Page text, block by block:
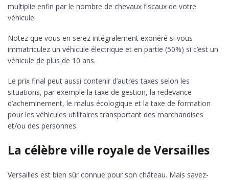
multiplie enfin par le nombre de chevaux fiscaux de votre
véhicule.
Notez que vous en serez intégralement exonéré si vous
immatriculez un véhicule électrique et en partie (50%) si c’est un
véhicule de plus de 10 ans.
Le prix final peut aussi contenir d’autres taxes selon les
situations, par exemple la taxe de gestion, la redevance
d’acheminement, le malus écologique et la taxe de formation
pour les véhicules utilitaires transportant des marchandises
et/ou des personnes.
La célèbre ville royale de Versailles
Versailles est bien sûr connue pour son château. Mais savez-